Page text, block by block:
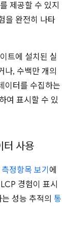
제공할 수 있지
을 완전히 나타
트에 설치된 실
나, 수백만 개의
이터를 수집하는
여 표시할 수 있
터 사용
정항목 보기 에
경험이 표시
성능 추적의 통